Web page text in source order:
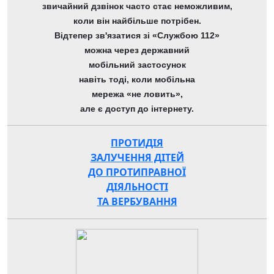
звичайний дзвінок часто стає неможливим,
коли він найбільше потрібен.
Відтепер зв'язатися зі «Службою 112»
можна через державний
мобільний застосунок
навіть тоді, коли мобільна
мережа «не ловить»,
але є доступ до інтернету.
ПРОТИДІЯ
ЗАЛУЧЕННЯ ДІТЕЙ
ДО ПРОТИПРАВНОЇ
ДІЯЛЬНОСТІ
ТА ВЕРБУВАННЯ